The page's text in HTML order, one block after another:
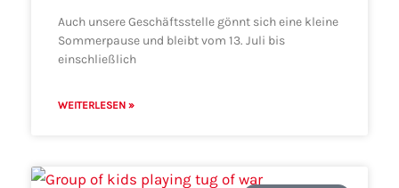
Auch unsere Geschäftsstelle gönnt sich eine kleine
Sommerpause und bleibt vom 13. Juli bis
einschließlich
WEITERLESEN »